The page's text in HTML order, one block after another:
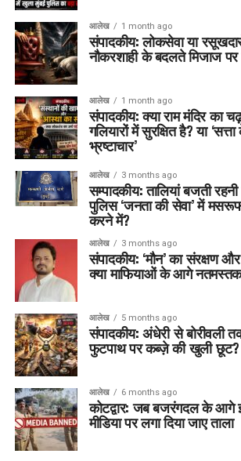
आलेख 1 month ago
संपादकीय: लोकसेवा या
नौकरशाही के बदलते मिजाज
आलेख 1 month ago
संपादकीय: क्या राम मंदिर का
गलियारों में सुरक्षित है? या
भ्रष्टाचार’
आलेख 3 months ago
सम्पादकीय: तालियां बजती
पुलिस ‘जनता की सेवा’ में
करने में?
आलेख 3 months ago
संपादकीय: ‘मौन’ का संरक्षण
क्या माफियाओं के आगे
आलेख 5 months ago
संपादकीय: अंधेरी से बोरीवली
फुटपाथ पर कब्ज़े की खुली छूट?
आलेख 6 months ago
कोटद्वार: जब बजरंगदल के
मीडिया पर लगा दिया जाए ताला